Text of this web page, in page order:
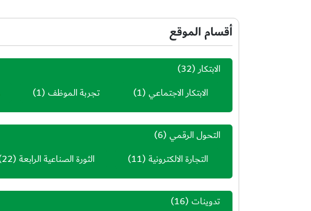
أقسام الموقع
الابتكار(32)
الابتكار الاجتماعي(1) تجربة الموظف(1)
التحول الرقمي(6)
التجارة الالكترونية(11) الثورة الصناعية الرابعة(22)
تدوينات(16)